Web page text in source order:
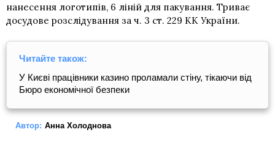
нанесення логотипів, 6 ліній для пакування. Триває
досудове розслідування за ч. 3 ст. 229 КК України.
Читайте також:
У Києві працівники казино проламали стіну, тікаючи від
Бюро економічної безпеки
Автор: Анна Холоднова